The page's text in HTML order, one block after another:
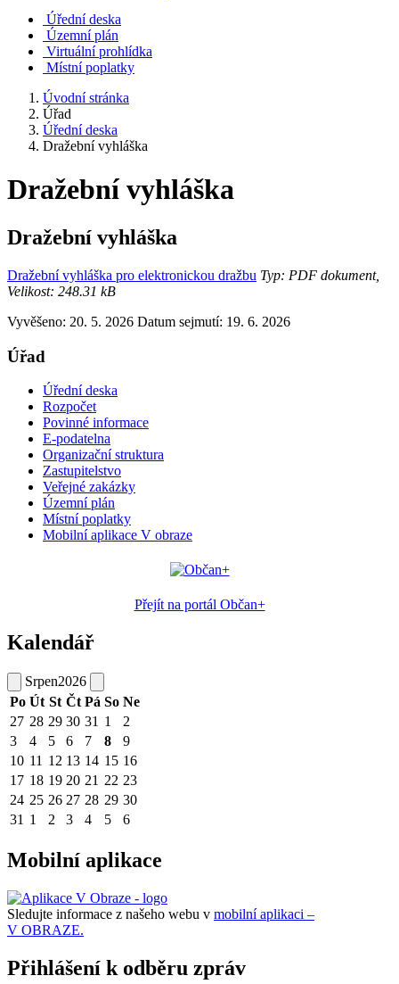
Úřední deska
Územní plán
Virtuální prohlídka
Místní poplatky
Úvodní stránka
Úřad
Úřední deska
Dražební vyhláška
Dražební vyhláška
Dražební vyhláška
Dražební vyhláška pro elektronickou dražbu Typ: PDF dokument,
Velikost: 248.31 kB
Vyvěšeno: 20. 5. 2026 Datum sejmutí: 19. 6. 2026
Úřad
Úřední deska
Rozpočet
Povinné informace
E-podatelna
Organizační struktura
Zastupitelstvo
Veřejné zakázky
Územní plán
Místní poplatky
Mobilní aplikace V obraze
Přejít na portál Občan+
Kalendář
Srpen2026
Po Út St Čt Pá So Ne
27 28 29 30 31 1
2
3
4 5 6 7 8
9
10 11 12 13 14 15 16
17 18 19 20 21 22 23
24 25 26 27 28 29 30
31 1 2 3 4 5 6
Mobilní aplikace
Sledujte informace z našeho webu v mobilní aplikaci –
V OBRAZE.
Přihlášení k odběru zpráv